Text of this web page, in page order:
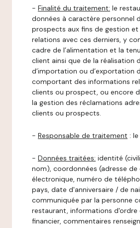
- Finalité du traitement: le
données à caractère personnel
prospects aux fins de gestion et
relations avec ces derniers, y
cadre de l’alimentation et la
client ainsi que de la réalisation
d’importation ou d’exportation
comportant des informations
clients ou prospect, ou encore
la gestion des réclamations
clients ou prospects.
- Responsable de traitement :
- Données traitées: identité
nom), coordonnées (adresse de
électronique, numéro de
pays, date d'anniversaire / de
communiquée par la personne
restaurant, informations d'ordre
financier, commentaires